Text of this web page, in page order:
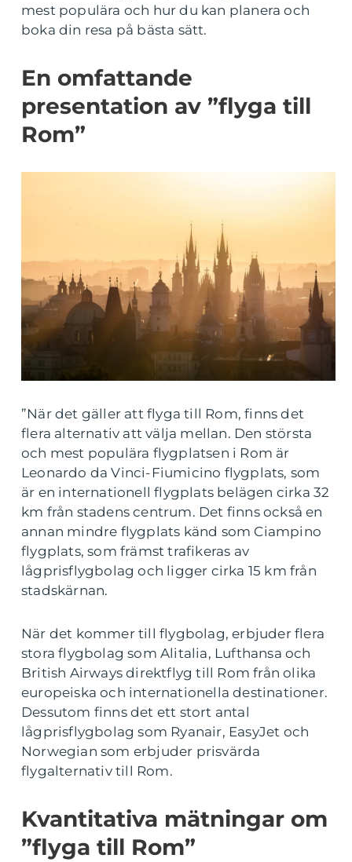
mest populära och hur du kan planera och
boka din resa på bästa sätt.
En omfattande
presentation av ”flyga till
Rom”
”När det gäller att flyga till Rom, finns det
flera alternativ att välja mellan. Den största
och mest populära flygplatsen i Rom är
Leonardo da Vinci-Fiumicino flygplats, som
är en internationell flygplats belägen cirka 32
km från stadens centrum. Det finns också en
annan mindre flygplats känd som Ciampino
flygplats, som främst trafikeras av
lågprisflygbolag och ligger cirka 15 km från
stadskärnan.
När det kommer till flygbolag, erbjuder flera
stora flygbolag som Alitalia, Lufthansa och
British Airways direktflyg till Rom från olika
europeiska och internationella destinationer.
Dessutom finns det ett stort antal
lågprisflygbolag som Ryanair, EasyJet och
Norwegian som erbjuder prisvärda
flygalternativ till Rom.
Kvantitativa mätningar om
”flyga till Rom”